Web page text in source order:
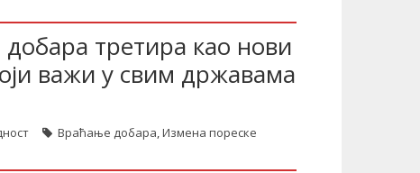
третира као нови
важи у свим државама
Враћање добара,Измена пореске